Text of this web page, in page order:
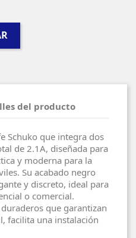
del producto
Schuko que integra dos
de 2.1A, diseñada para
y moderna para la
Su acabado negro
y discreto, ideal para
o comercial.
que garantizan
facilita una instalación